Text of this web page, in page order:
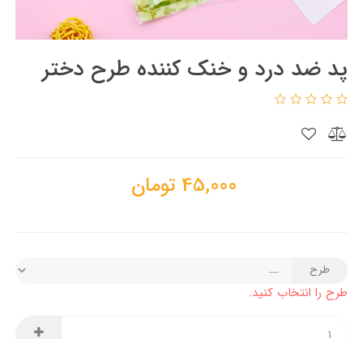
پد ضد درد و خنک کننده طرح دختر
45,000 تومان
طرح
طرح را انتخاب کنید.